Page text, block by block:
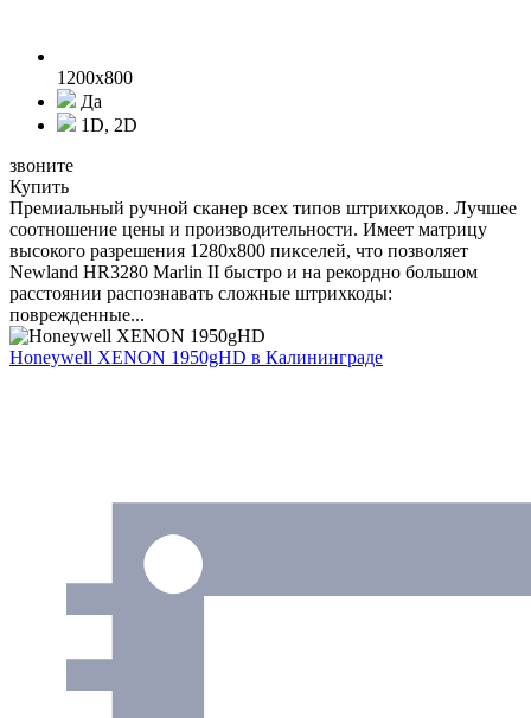
1200x800
Да
1D, 2D
звоните
Купить
Премиальный ручной сканер всех типов штрихкодов. Лучшее
соотношение цены и производительности. Имеет матрицу
высокого разрешения 1280x800 пикселей, что позволяет
Newland HR3280 Marlin II быстро и на рекордно большом
расстоянии распознавать сложные штрихкоды:
поврежденные...
Honeywell XENON 1950gHD в Калининграде